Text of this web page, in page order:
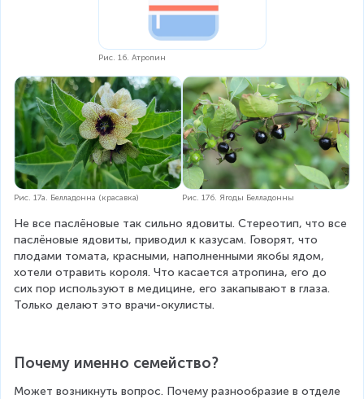
Рис. 16. Атропин
Рис. 17а. Белладонна (красавка) Рис. 17б. Ягоды Белладонны
Не все паслёновые так сильно ядовиты. Стереотип, что все
паслёновые ядовиты, приводил к казусам. Говорят, что
плодами томата, красными, наполненными якобы ядом,
хотели отравить короля. Что касается атропина, его до
сих пор используют в медицине, его закапывают в глаза.
Только делают это врачи-окулисты.
Почему именно семейство?
Может возникнуть вопрос. Почему разнообразие в отделе